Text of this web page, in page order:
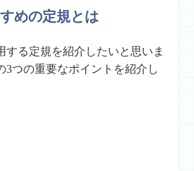
めの定規とは
する定規を紹介したいと思いま
3つの重要なポイントを紹介し